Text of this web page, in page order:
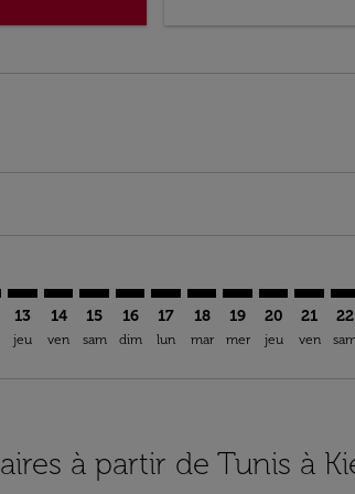
13
jeu
14
ven
15
sam
16
dim
17
lun
18
mar
TUN–IEV:
19
mer
TUN–IEV:
20
jeu
21
ven
22
à partir de Tunis à